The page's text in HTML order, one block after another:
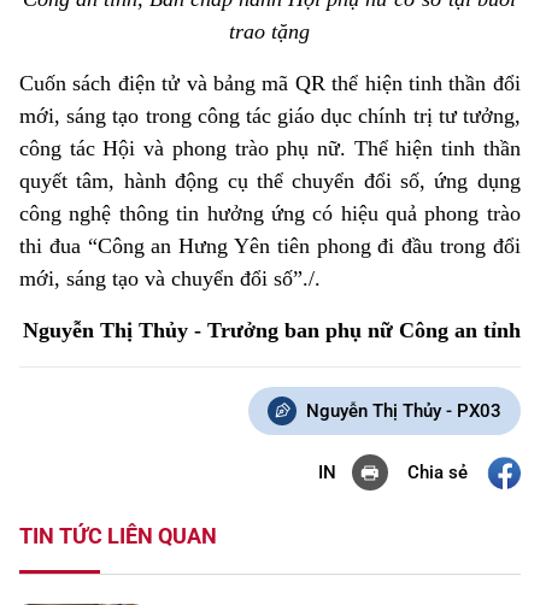
trao tặng
Cuốn sách điện tử và bảng mã QR thể hiện tinh thần đổi
mới, sáng tạo trong công tác giáo dục chính trị tư tưởng,
công tác Hội và phong trào phụ nữ. Thể hiện tinh thần
quyết tâm, hành động cụ thể chuyển đổi số, ứng dụng
công nghệ thông tin hưởng ứng có hiệu quả phong trào
thi đua “Công an Hưng Yên tiên phong đi đầu trong đổi
mới, sáng tạo và chuyển đổi số”./.
Nguyễn Thị Thủy - Trưởng ban phụ nữ Công an tỉnh
Nguyễn Thị Thủy - PX03
IN Chia sẻ
TIN TỨC LIÊN QUAN